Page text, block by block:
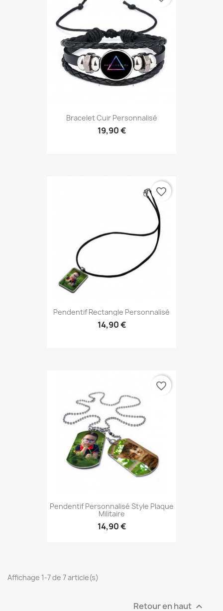
Bracelet Cuir Personnalisé
19,90 €
Pendentif Rectangle Personnalisé
14,90 €
favorite_border
Pendentif Personnalisé Style Plaque
Militaire
14,90 €
favorite_border
Affichage 1-7 de 7 article(s)
Retour en haut 